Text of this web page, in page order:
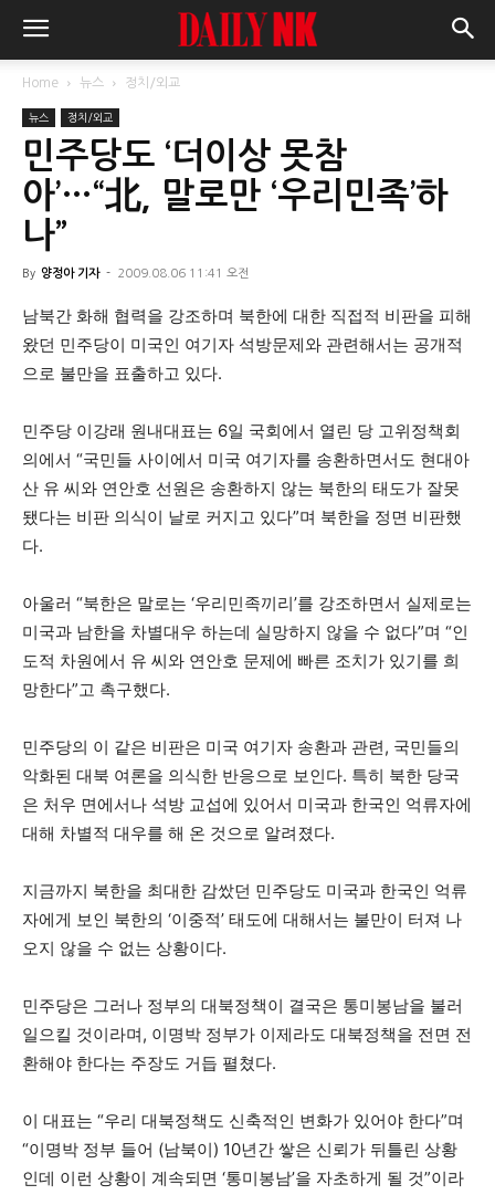
Home 뉴스 정치/외교
뉴스 정치/외교
민주당도 ‘더이상 못참
아’…“北, 말로만 ‘우리민족’하
나”
By 양정아 기자 - 2009.08.06 11:41 오전
남북간 화해 협력을 강조하며 북한에 대한 직접적 비판을 피해
왔던 민주당이 미국인 여기자 석방문제와 관련해서는 공개적
으로 불만을 표출하고 있다.
민주당 이강래 원내대표는 6일 국회에서 열린 당 고위정책회
의에서 “국민들 사이에서 미국 여기자를 송환하면서도 현대아
산 유 씨와 연안호 선원은 송환하지 않는 북한의 태도가 잘못
됐다는 비판 의식이 날로 커지고 있다”며 북한을 정면 비판했
다.
아울러 “북한은 말로는 ‘우리민족끼리’를 강조하면서 실제로는
미국과 남한을 차별대우 하는데 실망하지 않을 수 없다”며 “인
도적 차원에서 유 씨와 연안호 문제에 빠른 조치가 있기를 희
망한다”고 촉구했다.
민주당의 이 같은 비판은 미국 여기자 송환과 관련, 국민들의
악화된 대북 여론을 의식한 반응으로 보인다. 특히 북한 당국
은 처우 면에서나 석방 교섭에 있어서 미국과 한국인 억류자에
대해 차별적 대우를 해 온 것으로 알려졌다.
지금까지 북한을 최대한 감쌌던 민주당도 미국과 한국인 억류
자에게 보인 북한의 ‘이중적’ 태도에 대해서는 불만이 터져 나
오지 않을 수 없는 상황이다.
민주당은 그러나 정부의 대북정책이 결국은 통미봉남을 불러
일으킬 것이라며, 이명박 정부가 이제라도 대북정책을 전면 전
환해야 한다는 주장도 거듭 펼쳤다.
이 대표는 “우리 대북정책도 신축적인 변화가 있어야 한다”며
“이명박 정부 들어 (남북이) 10년간 쌓은 신뢰가 뒤틀린 상황
인데 이런 상황이 계속되면 ‘통미봉남’을 자초하게 될 것”이라